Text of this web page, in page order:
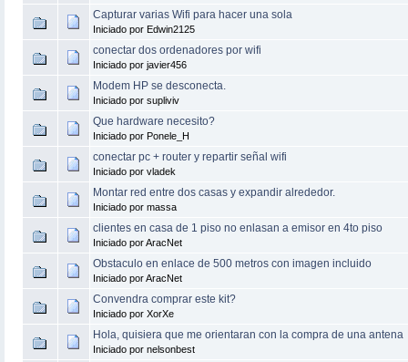
Capturar varias Wifi para hacer una sola
Iniciado por Edwin2125
conectar dos ordenadores por wifi
Iniciado por javier456
Modem HP se desconecta.
Iniciado por supliviv
Que hardware necesito?
Iniciado por Ponele_H
conectar pc + router y repartir señal wifi
Iniciado por vladek
Montar red entre dos casas y expandir alrededor.
Iniciado por massa
clientes en casa de 1 piso no enlasan a emisor en 4to piso
Iniciado por AracNet
Obstaculo en enlace de 500 metros con imagen incluido
Iniciado por AracNet
Convendra comprar este kit?
Iniciado por XorXe
Hola, quisiera que me orientaran con la compra de una antena
Iniciado por nelsonbest